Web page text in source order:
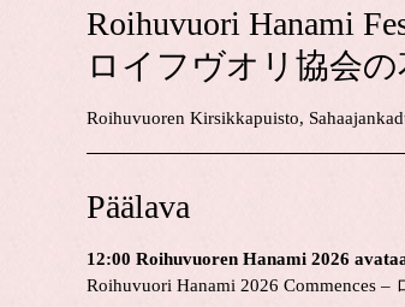
Roihuvuori Hanami
ロイフヴオリ協会の
Roihuvuoren Kirsikkapuisto,
Päälava
12:00 Roihuvuoren Hanami 2026
Roihuvuori Hanami 2026 Commences